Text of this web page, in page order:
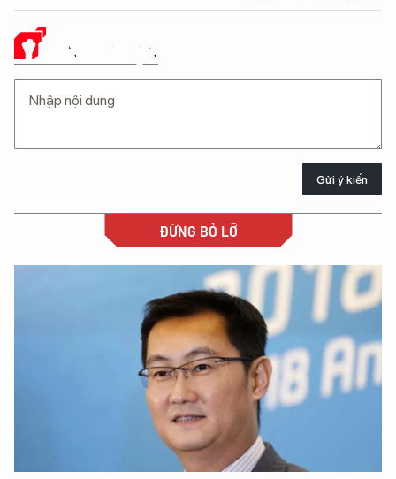
Ý KIẾN CỦA BẠN
Gửi ý kiến
ĐỪNG BỎ LỠ